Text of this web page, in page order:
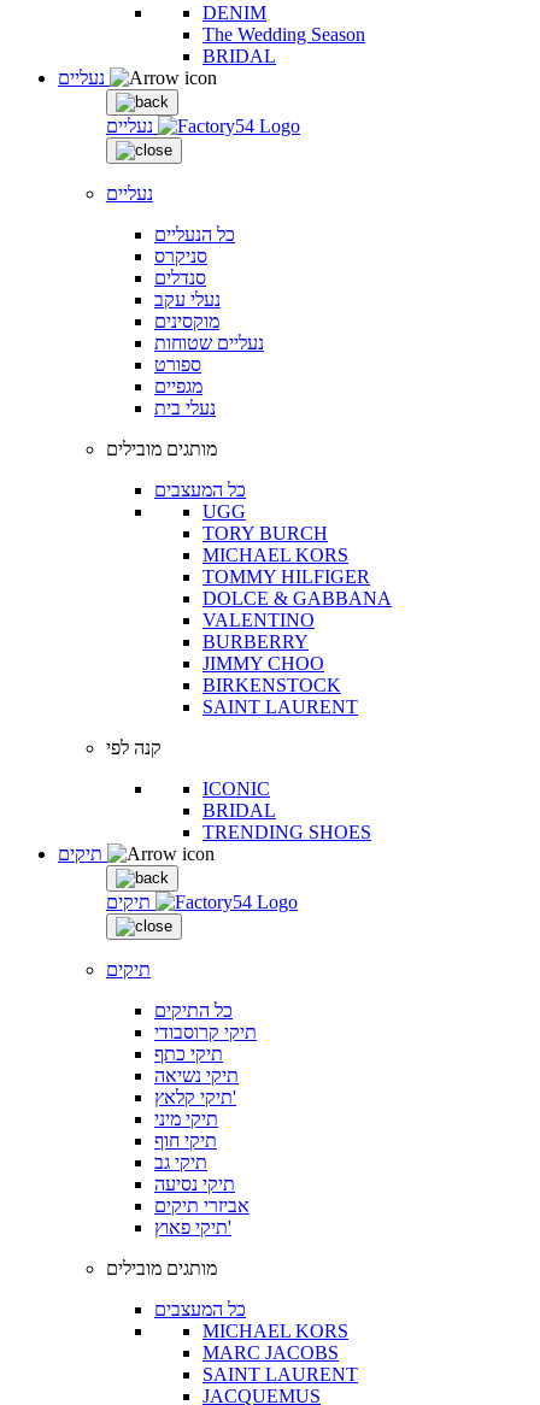
DENIM
The Wedding Season
BRIDAL
נעליים
נעליים
כל הנעליים
סניקרס
סנדלים
נעלי עקב
מוקסינים
נעליים שטוחות
ספורט
מגפיים
נעלי בית
מותגים מובילים
כל המעצבים
UGG
TORY BURCH
MICHAEL KORS
TOMMY HILFIGER
DOLCE & GABBANA
VALENTINO
BURBERRY
JIMMY CHOO
BIRKENSTOCK
SAINT LAURENT
קנה לפי
ICONIC
BRIDAL
TRENDING SHOES
תיקים
תיקים
כל התיקים
תיקי קרוסבודי
תיקי כתף
תיקי נשיאה
תיקי קלאץ'
תיקי מיני
תיקי חוף
תיקי גב
תיקי נסיעה
אביזרי תיקים
תיקי פאוץ'
מותגים מובילים
כל המעצבים
MICHAEL KORS
MARC JACOBS
SAINT LAURENT
JACQUEMUS